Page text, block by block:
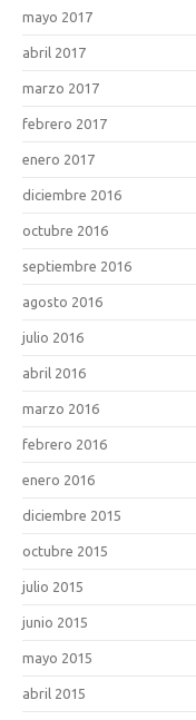
mayo 2017
abril 2017
marzo 2017
febrero 2017
enero 2017
diciembre 2016
octubre 2016
septiembre 2016
agosto 2016
julio 2016
abril 2016
marzo 2016
febrero 2016
enero 2016
diciembre 2015
octubre 2015
julio 2015
junio 2015
mayo 2015
abril 2015